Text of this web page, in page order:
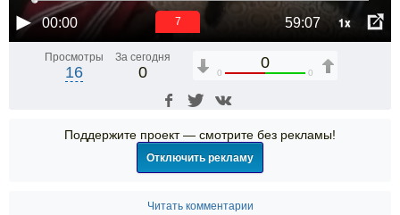
00:00 59:07 1x
6
Просмотры
16
За сегодня
0
0
0 0
Поддержите проект — смотрите без рекламы!
Отключить рекламу
Читать комментарии